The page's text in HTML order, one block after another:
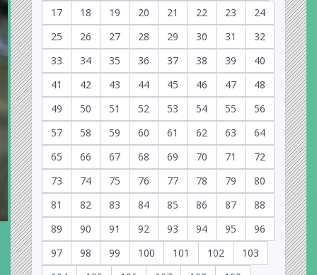
17
18 19 20 21 22 23
24
25
26 27 28 29 30 31
32
33
34 35 36 37 38 39
40
41
42 43 44 45 46 47
48
49
50 51 52 53 54 55
56
57
58 59 60 61 62 63
64
65
66 67 68 69 70 71
72
73
74 75 76 77 78 79
80
81
82 83 84 85 86 87
88
89
90 91 92 93 94 95
96
97
98 99 100 101 102
103